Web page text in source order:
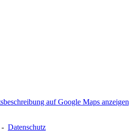
auf Google Maps anzeigen
- Datenschutz